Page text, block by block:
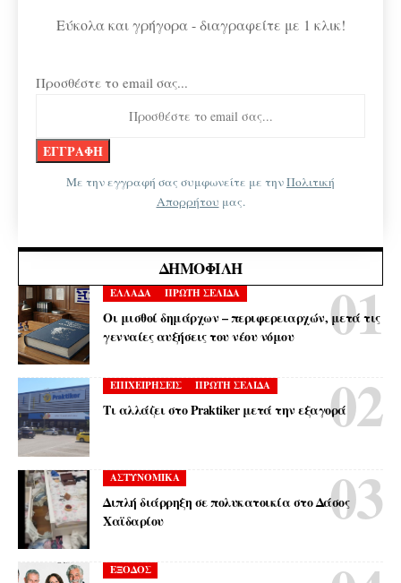
Εύκολα και γρήγορα - διαγραφείτε με 1 κλικ!
Προσθέστε το email σας...
Με την εγγραφή σας συμφωνείτε με τηνΠολιτική
Απορρήτου μας.
ΔΗΜΟΦΙΛΉ
ΕΛΛΑΔΑ ΠΡΩΤΗ ΣΕΛΙΔΑ
Οι μισθοί δημάρχων – περιφερειαρχών, μετά τις
γενναίες αυξήσεις του νέου νόμου
ΕΠΙΧΕΙΡΗΣΕΙΣ ΠΡΩΤΗ ΣΕΛΙΔΑ
Τι αλλάζει στο Praktiker μετά την εξαγορά
ΑΣΤΥΝΟΜΙΚΑ
Διπλή διάρρηξη σε πολυκατοικία στο Δάσος
Χαϊδαρίου
ΕΞΟΔΟΣ